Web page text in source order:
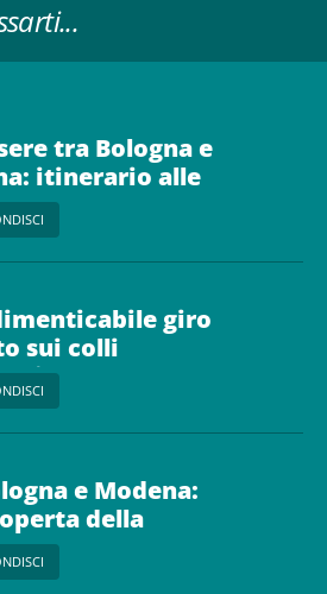
tra Bologna e
itinerario alle
giro
sui colli
e Modena:
della
due e
ruote